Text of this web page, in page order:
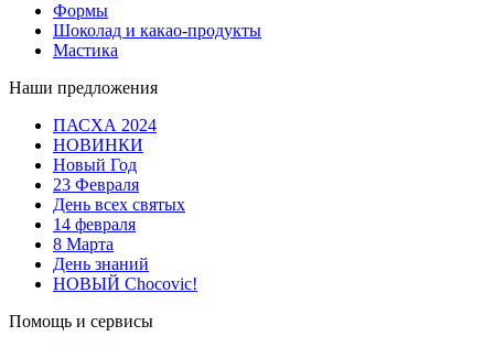
Формы
Шоколад и какао-продукты
Мастика
Наши предложения
ПАСХА 2024
НОВИНКИ
Новый Год
23 Февраля
День всех святых
14 февраля
8 Марта
День знаний
НОВЫЙ Chocovic!
Помощь и сервисы